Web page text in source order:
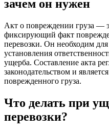
зачем он нужен
Акт о повреждении груза —
фиксирующий факт
перевозки. Он необходим
установления
ущерба. Составление акта
законодательством и
поврежденного груза.
Что делать при
перевозки?